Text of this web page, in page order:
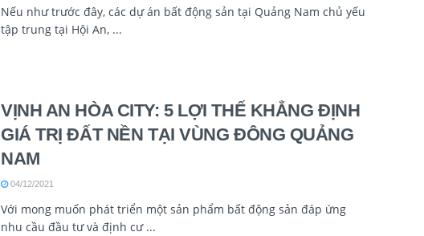
Nếu như trước đây, các dự án bất động sản tại Quảng Nam chủ yếu
tập trung tại Hội An, ...
VỊNH AN HÒA CITY: 5 LỢI THẾ KHẲNG ĐỊNH
GIÁ TRỊ ĐẤT NỀN TẠI VÙNG ĐÔNG QUẢNG
NAM
04/12/2021
Với mong muốn phát triển một sản phẩm bất động sản đáp ứng
nhu cầu đầu tư và định cư ...